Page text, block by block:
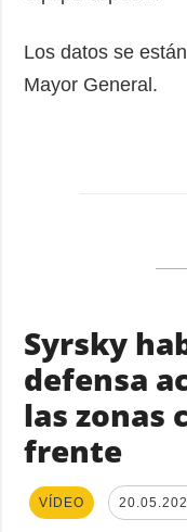
Los datos se
Mayor General.
Syrsky
defensa
las zonas
frente
VÍDEO